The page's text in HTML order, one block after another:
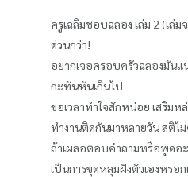
ครูเฉลิมชอบฉลอง เล่ม 2 (เล่ม
ด่วนกว่า!
อยากเจอครอบครัวฉลองมัน
กะทันหันเกินไป
ขอเวลาทำใจสักหน่อย เสริม
ทำงานติดกันมาหลายวัน สติไ
ถ้าเผลอตอบคำถามหรือพูดอะ
เป็นการขุดหลุมฝังตัวเองหรอก